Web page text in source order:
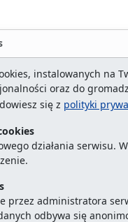
instalowanych na
oraz do
się z polityki
działania serwisu.
przez administratora
odbywa się